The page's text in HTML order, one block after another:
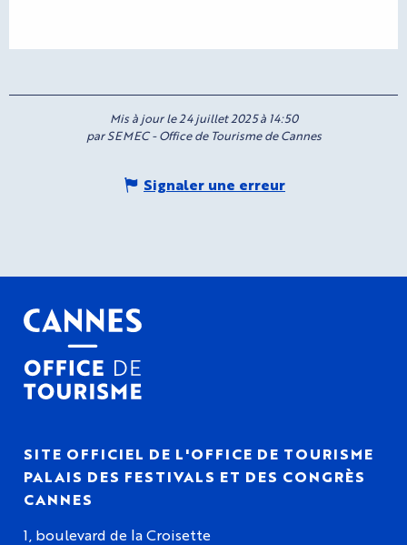
Mis à jour le 24 juillet 2025 à 14:50
par SEMEC - Office de Tourisme de Cannes
Signaler une erreur
SITE OFFICIEL DE L'OFFICE DE TOURISME
PALAIS DES FESTIVALS ET DES CONGRÈS
CANNES
1, boulevard de la Croisette